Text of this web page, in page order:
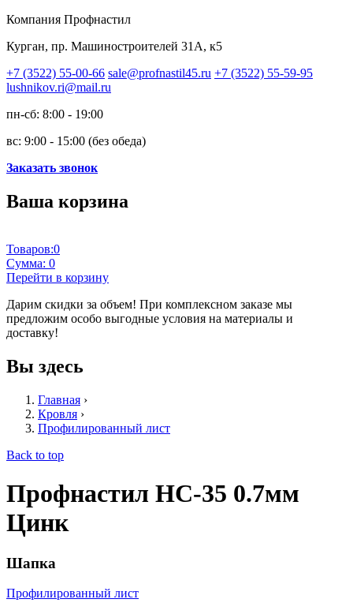
Компания Профнастил
Курган, пр. Машиностроителей 31А, к5
+7 (3522) 55-00-66 sale@profnastil45.ru +7 (3522) 55-59-95
lushnikov.ri@mail.ru
пн-сб: 8:00 - 19:00
вс: 9:00 - 15:00 (без обеда)
Заказать звонок
Ваша корзина
Товаров:0
Сумма: 0
Перейти в корзину
Дарим скидки за объем! При комплексном заказе мы
предложим особо выгодные условия на материалы и
доставку!
Вы здесь
Главная ›
Кровля ›
Профилированный лист
Back to top
Профнастил НС-35 0.7мм
Цинк
Шапка
Профилированный лист